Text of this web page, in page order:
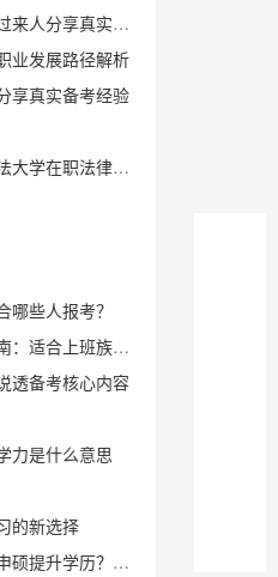
享真实就读体验
业发展路径解析
享真实备考经验
硕士项目深度解析
些人报考？
族深造的热门方向
透备考核心内容
力是什么意思
的新选择
？详细指南来了